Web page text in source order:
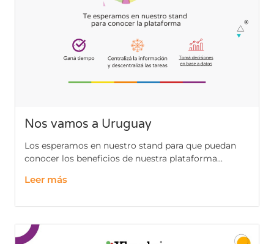
Nos vamos a Uruguay
Los esperamos en nuestro stand para que puedan
conocer los beneficios de nuestra plataforma...
Leer más